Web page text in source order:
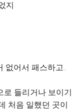
지
없어서 패스하고..
로 들리거나 보이기
처음 일했던 곳이